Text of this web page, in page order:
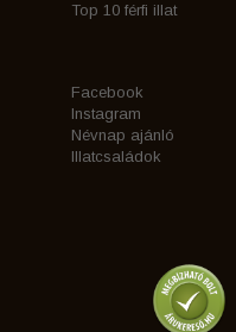
Top 10 férfi illat
Facebook
Instagram
Névnap ajánló
Illatcsaládok